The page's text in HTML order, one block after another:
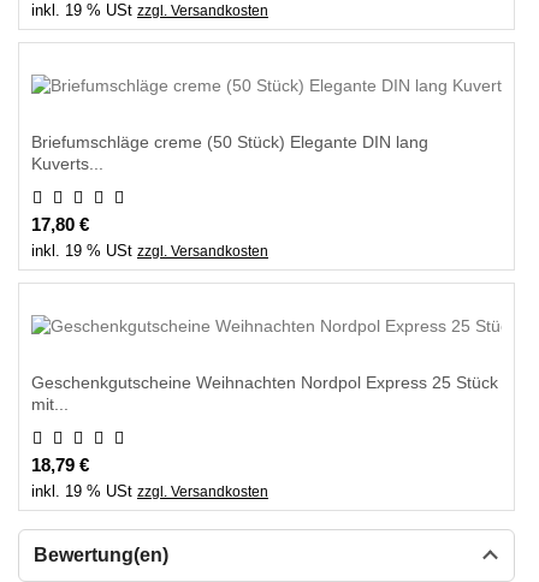
inkl. 19 % USt zzgl. Versandkosten
Briefumschläge creme (50 Stück) Elegante DIN lang
Kuverts...
17,80 €
inkl. 19 % USt zzgl. Versandkosten
Geschenkgutscheine Weihnachten Nordpol Express 25 Stück
mit...
18,79 €
inkl. 19 % USt zzgl. Versandkosten
Bewertung(en)